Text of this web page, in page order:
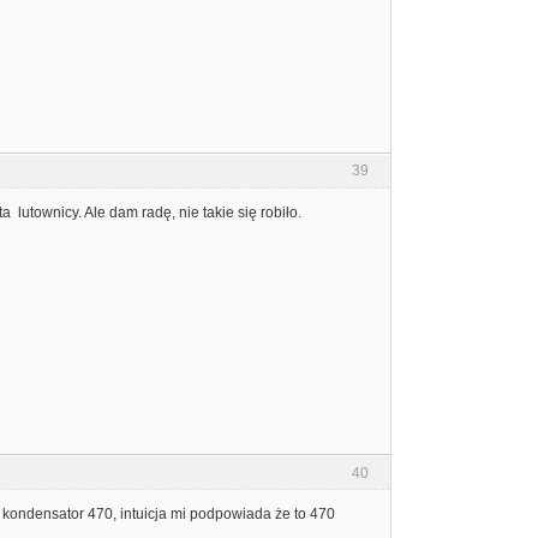
39
lutownicy. Ale dam radę, nie takie się robiło.
40
470, intuicja mi podpowiada że to 470